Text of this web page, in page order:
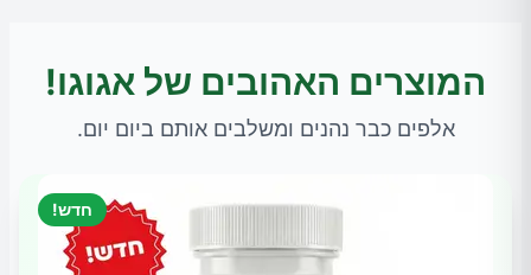
המוצרים האהובים של אגוגו!
אלפים כבר נהנים ומשלבים אותם ביום יום.
חדש!